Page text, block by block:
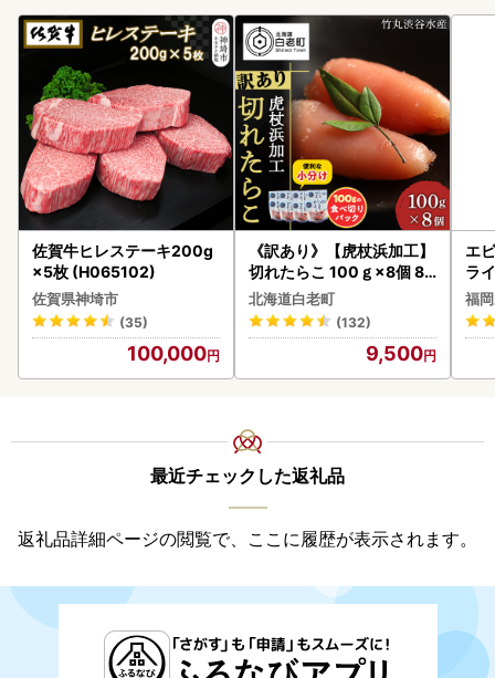
佐賀牛ヒレステーキ200g
×5枚 (H065102)
佐賀県神埼市
(35)
100,000
《訳あり》【虎杖浜加工】
切れたらこ 100ｇ×8個 80
0g AK081
北海道白老町
(132)
9,500
エ
ライ
福
最近チェックした返礼品
返礼品詳細ページの閲覧で、ここに履歴が表示されます。